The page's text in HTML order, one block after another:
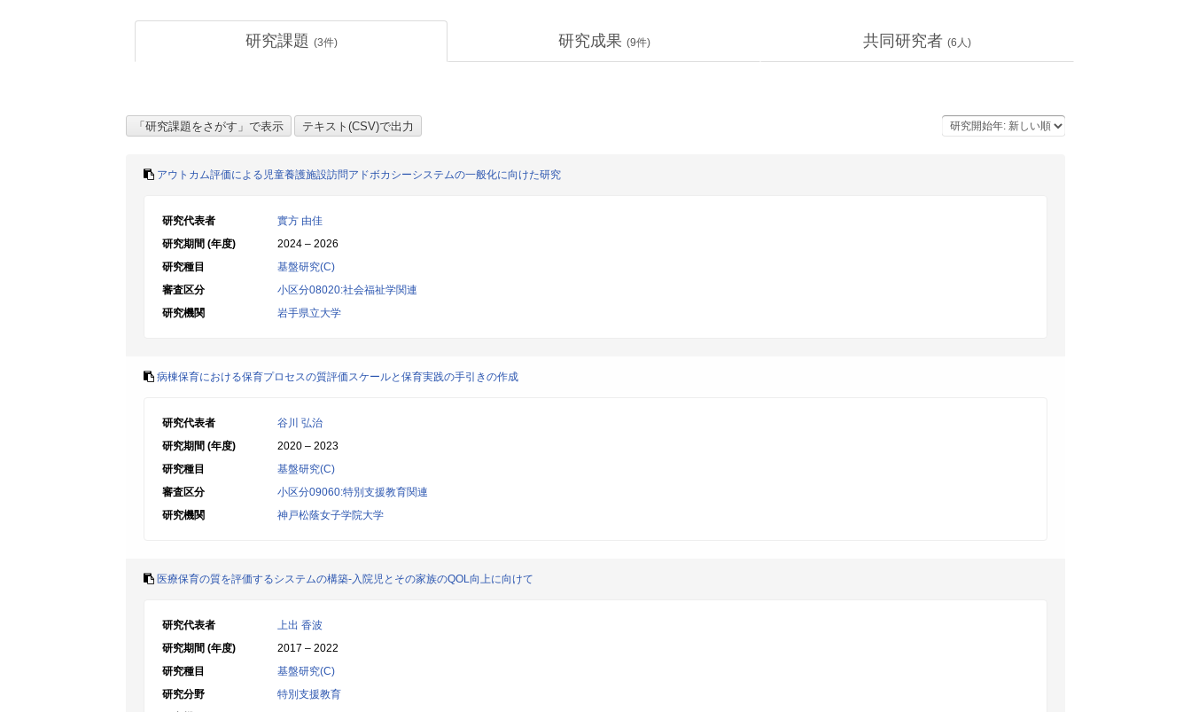
研究課題 (3件) 研究成果 (9件) 共同研究者 (6 人)
アウトカム評価による児童養護施設訪問アドボカシーシステムの一般化に向けた研究
研究代表者
實方 由佳
研究期間 (年度)
2024 – 2026
研究種目
基盤研究(C)
審査区分
小区分08020:社会福祉学関連
研究機関
岩手県立大学
病棟保育における保育プロセスの質評価スケールと保育実践の手引きの作成
研究代表者
谷川 弘治
研究期間 (年度)
2020 – 2023
研究種目
基盤研究(C)
審査区分
小区分09060:特別支援教育関連
研究機関
神戸松蔭女子学院大学
医療保育の質を評価するシステムの構築-入院児とその家族のQOL向上に向けて
研究代表者
上出 香波
研究期間 (年度)
2017 – 2022
研究種目
基盤研究(C)
研究分野
特別支援教育